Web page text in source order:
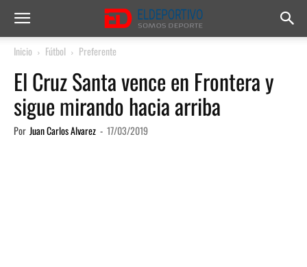
Inicio Fútbol Preferente
El Cruz Santa vence en Frontera y
sigue mirando hacia arriba
Por Juan Carlos Alvarez - 17/03/2019